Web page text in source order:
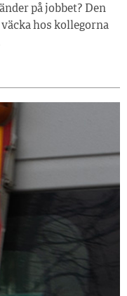
på jobbet? Den
hos kollegorna